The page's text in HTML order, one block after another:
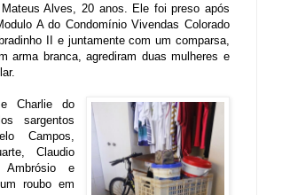
Alves, 20 anos. Ele foi preso após
A do Condomínio Vivendas Colorado
II e juntamente com um comparsa,
arma branca, agrediram duas mulheres e
Charlie do
sargentos
Campos,
Claudio
Ambrósio e
roubo em